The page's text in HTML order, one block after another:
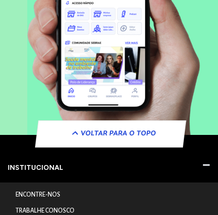
VOLTAR PARA O TOPO
INSTITUCIONAL
ENCONTRE-NOS
TRABALHE CONOSCO